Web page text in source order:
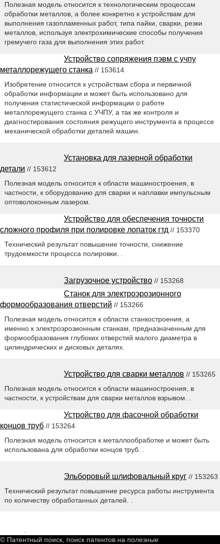
Полезная модель относится к технологическим процессам
обработки металлов, а более конкретно к устройствам для
выполнения газопламенных работ, типа пайки, сварки, резки
металлов, используя электрохимические способы получения
гремучего газа для выполнения этих работ.
Устройство сопряжения пэвм с учпу
металлорежущего станка // 153614
Изобретение относится к устройствам сбора и первичной
обработки информации и может быть использовано для
получения статистической информации о работе
металлорежущего станка с УЧПУ, а так же контроля и
диагностирования состояния режущего инструмента в процессе
механической обработки деталей машин.
Установка для лазерной обработки
детали // 153612
Полезная модель относится к области машиностроения, в
частности, к оборудованию для сварки и наплавки импульсным
оптоволоконным лазером.
Устройство для обеспечения точности
сложного профиля при полировке лопаток гтд // 153370
Технический результат повышение точности, снижение
трудоемкости процесса полировки. .
Загрузочное устройство // 153268
Станок для электроэрозионного
формообразования отверстий // 153266
Полезная модель относится к области станкостроения, а
именно к электроэрозионным станкам, предназначенным для
формообразования глубоких отверстий малого диаметра в
цилиндрических и дисковых деталях.
Устройство для сварки металлов // 153265
Полезная модель относится к области машиностроения, в
частности, к устройствам для сварки металлов взрывом. .
Устройство для фасочной обработки
концов труб // 153264
Полезная модель относится к металлообработке и может быть
использована для обработки концов труб. .
Эльборовый шлифовальный круг // 153263
Технический результат повышение ресурса работы инструмента
по количеству обработанных деталей. .
© Патентный поиск, поиск патентов на полезные